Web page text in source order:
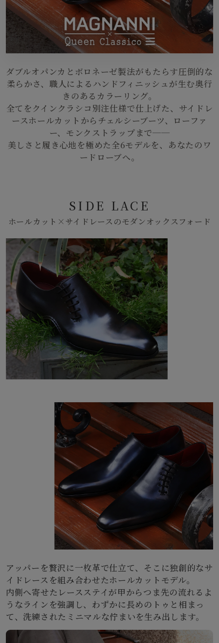
ダブルオパンカとボロネーゼ製法がもたらす圧倒的な
柔らかさ、職人によるハンドフィニッシュが生む奥行
きのあるカラーリング。
全てをクインクラシコ別注仕様で仕上げた、サイドレ
ースホールカットからチェルシーブーツ、ローファ
ー、モンクストラップまで──
美しさと履き心地を極めた全6モデルを、あなたのワ
ードローブへ。
SIDE LACE
ホールカット×サイドレースのモダンオックスフォード
アッパーを贅沢に一枚革で仕立て、そこに独創的なサ
イドレースを組み合わせたホールカットモデル。
内側へ寄せたレースステイが甲からつま先の流れるよ
うなラインを強調し、わずかに長めのトゥと相まっ
て、洗練されたミニマルな佇まいを生み出します。